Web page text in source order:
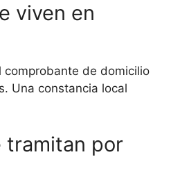
viven en
comprobante de domicilio
Una constancia local
tramitan por